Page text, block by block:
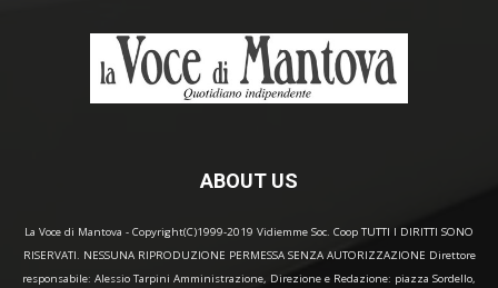
ABOUT US
La Voce di Mantova - Copyright(C)1999-2019 Vidiemme Soc. Coop TUTTI I DIRITTI SONO
RISERVATI. NESSUNA RIPRODUZIONE PERMESSA SENZA AUTORIZZAZIONE Direttore
responsabile: Alessio Tarpini Amministrazione, Direzione e Redazione: piazza Sordello,